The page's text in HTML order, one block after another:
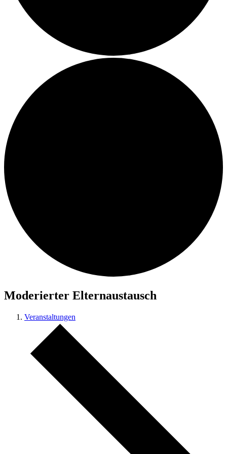
Moderierter Elternaustausch
Veranstaltungen